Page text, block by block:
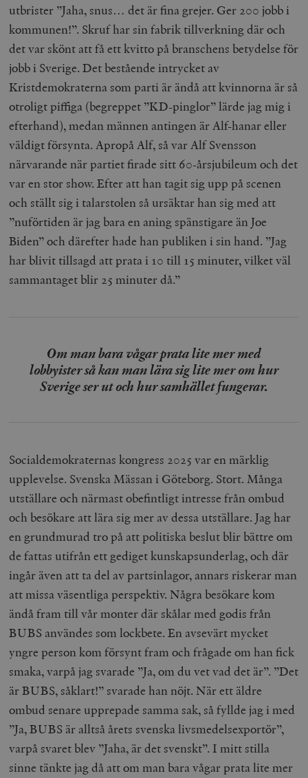
utbrister ”Jaha, snus… det är fina grejer. Ger 200 jobb i
kommunen!”. Skruf har sin fabrik tillverkning där och
det var skönt att få ett kvitto på branschens betydelse för
jobb i Sverige. Det bestående intrycket av
Kristdemokraterna som parti är ändå att kvinnorna är så
otroligt piffiga (begreppet ”KD-pinglor” lärde jag mig i
efterhand), medan männen antingen är Alf-hanar eller
väldigt försynta. Apropå Alf, så var Alf Svensson
närvarande när partiet firade sitt 60-årsjubileum och det
var en stor show. Efter att han tagit sig upp på scenen
och ställt sig i talarstolen så ursäktar han sig med att
”nuförtiden är jag bara en aning spänstigare än Joe
Biden” och därefter hade han publiken i sin hand. ”Jag
har blivit tillsagd att prata i 10 till 15 minuter, vilket väl
sammantaget blir 25 minuter då.”
Om man bara vågar prata lite mer med
lobbyister så kan man lära sig lite mer om hur
Sverige ser ut och hur samhället fungerar.
Socialdemokraternas kongress 2025 var en märklig
upplevelse. Svenska Mässan i Göteborg. Stort. Många
utställare och närmast obefintligt intresse från ombud
och besökare att lära sig mer av dessa utställare. Jag har
en grundmurad tro på att politiska beslut blir bättre om
de fattas utifrån ett gediget kunskapsunderlag, och där
ingår även att ta del av partsinlagor, annars riskerar man
att missa väsentliga perspektiv. Några besökare kom
ändå fram till vår monter där skålar med godis från
BUBS användes som lockbete. En avsevärt mycket
yngre person kom försynt fram och frågade om han fick
smaka, varpå jag svarade ”Ja, om du vet vad det är”. ”Det
är BUBS, såklart!” svarade han nöjt. När ett äldre
ombud senare upprepade samma sak, så fyllde jag i med
”Ja, BUBS är alltså årets svenska livsmedelsexportör”,
varpå svaret blev ”Jaha, är det svenskt”. I mitt stilla
sinne tänkte jag då att om man bara vågar prata lite mer